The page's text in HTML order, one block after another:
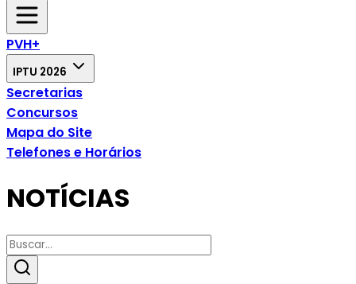
PVH+
IPTU 2026
Secretarias
Concursos
Mapa do Site
Telefones e Horários
NOTÍCIAS